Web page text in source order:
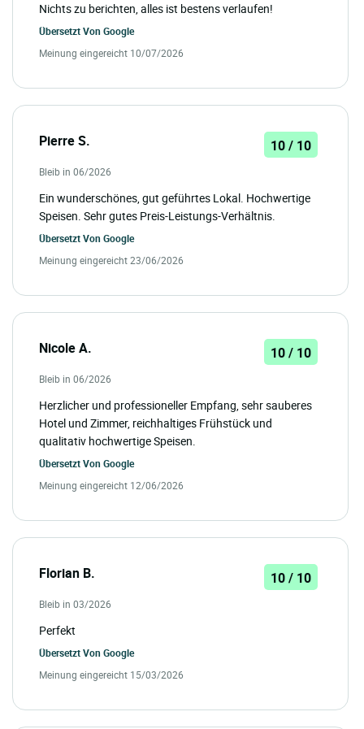
Nichts zu berichten, alles ist bestens verlaufen!
Übersetzt Von Google
Meinung eingereicht 10/07/2026
Pierre S. 10 / 10
Bleib in 06/2026
Ein wunderschönes, gut geführtes Lokal. Hochwertige
Speisen. Sehr gutes Preis-Leistungs-Verhältnis.
Übersetzt Von Google
Meinung eingereicht 23/06/2026
Nicole A. 10 / 10
Bleib in 06/2026
Herzlicher und professioneller Empfang, sehr sauberes
Hotel und Zimmer, reichhaltiges Frühstück und
qualitativ hochwertige Speisen.
Übersetzt Von Google
Meinung eingereicht 12/06/2026
Florian B. 10 / 10
Bleib in 03/2026
Perfekt
Übersetzt Von Google
Meinung eingereicht 15/03/2026